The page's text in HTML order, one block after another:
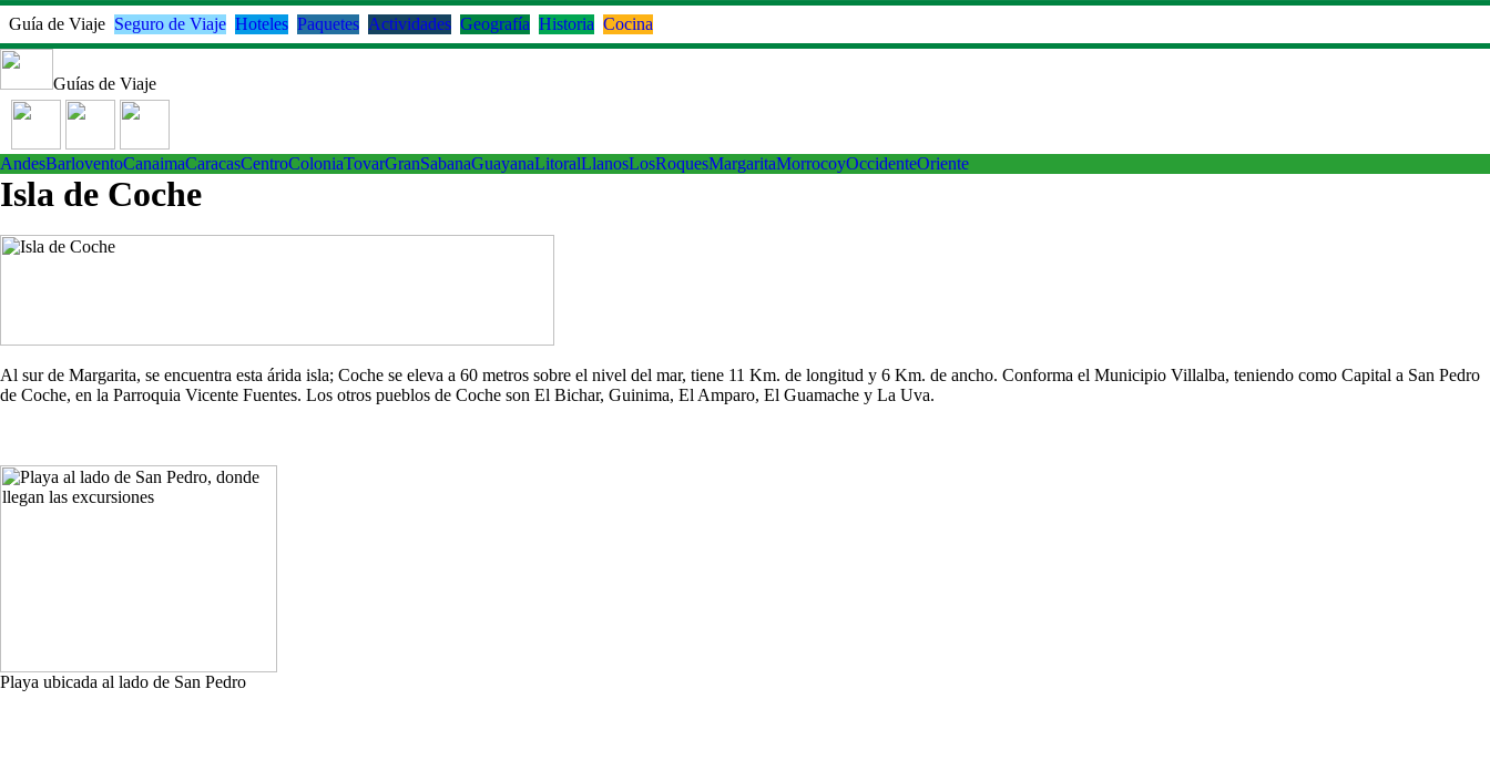
Guía de Viaje Seguro de Viaje Hoteles Paquetes Actividades Geografía Historia Cocina
Guías de Viaje
AndesBarloventoCanaimaCaracasCentroColoniaTovarGranSabanaGuayanaLitoralLlanosLosRoquesMargaritaMorrocoyOccidenteOriente
Isla de Coche
Al sur de Margarita, se encuentra esta árida isla; Coche se eleva a 60 metros sobre el nivel del mar, tiene 11 Km. de longitud y 6 Km. de ancho. Conforma el Municipio Villalba, teniendo como Capital a San Pedro
de Coche, en la Parroquia Vicente Fuentes. Los otros pueblos de Coche son El Bichar, Guinima, El Amparo, El Guamache y La Uva.
Playa ubicada al lado de San Pedro